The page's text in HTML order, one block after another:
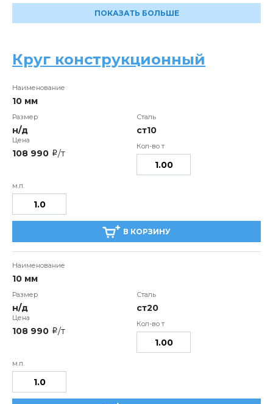
ПОКАЗАТЬ БОЛЬШЕ
Круг конструкционный
10 мм
н/д ст10
108 990 i/т
В КОРЗИНУ
10 мм
н/д ст20
108 990 i/т